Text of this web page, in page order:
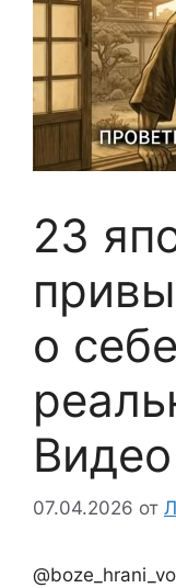
23
о
Видео
07.04.2026 от